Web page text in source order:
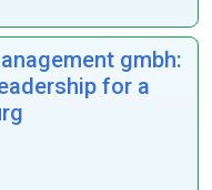
gmbh:
for a